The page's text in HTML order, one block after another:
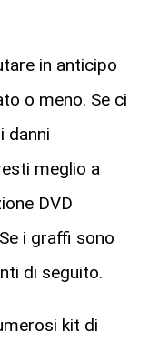
in anticipo
o meno. Se ci
danni
meglio a
DVD
i graffi sono
di seguito.
kit di